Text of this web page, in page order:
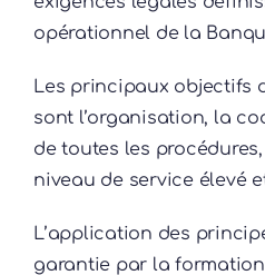
opérationnel de la
Les principaux objectifs
sont l’organisation, la
de toutes les
niveau de service élevé
L’application des
garantie par la